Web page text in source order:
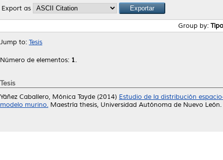
Export as
Group by:
Jump to: Tesis
Número de elementos: 1.
Tesis
Yáñez Caballero, Mónica Tayde (2014) Estudio de la distribución
modelo murino. Maestría thesis, Universidad Autónoma de Nuevo León.